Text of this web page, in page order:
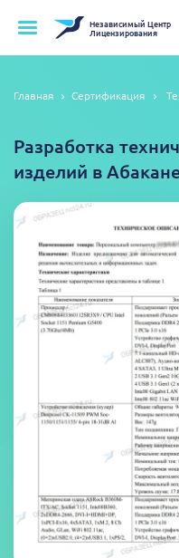
НезависимыйЦентр
Лицензирования
Главная Сертификация
Разработка
изделий в